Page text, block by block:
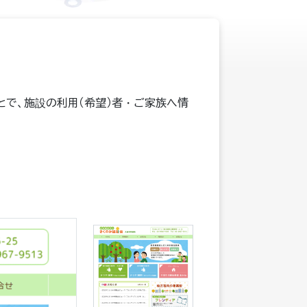
、施設の利用（希望）者・ご家族へ情